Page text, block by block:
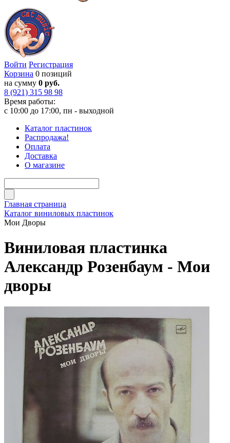
Войти Регистрация
Корзина 0 позиций
на сумму 0 руб.
8 (921) 315 98 98
Время работы:
с 10:00 до 17:00, пн - выходной
Каталог пластинок
Распродажа!
Оплата
Доставка
О магазине
Главная страница
Каталог виниловых пластинок
Мои Дворы
Виниловая пластинка
Александр Розенбаум - Мои
дворы